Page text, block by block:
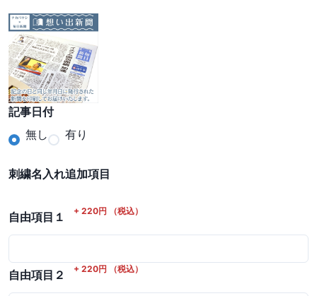
記事日付
無し
有り
刺繍名入れ追加項目
自由項目１ + 220円 （税込）
自由項目２ + 220円 （税込）